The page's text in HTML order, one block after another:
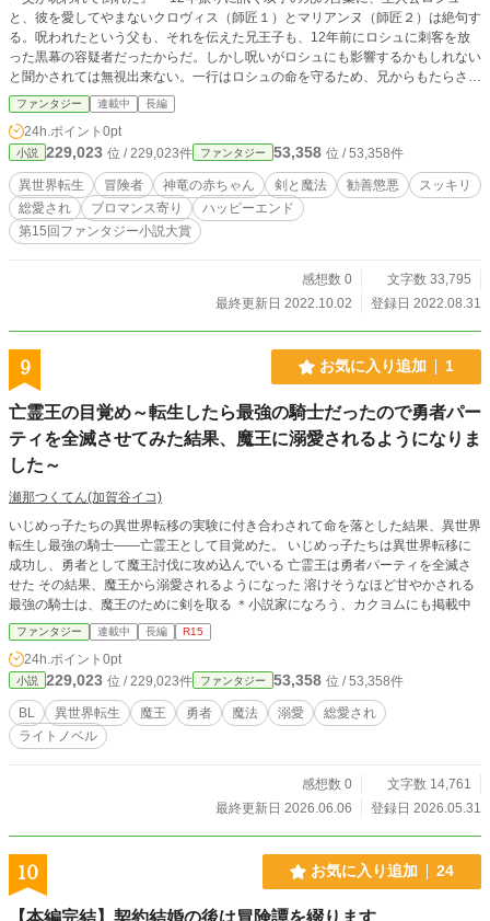
と、彼を愛してやまないクロヴィス（師匠１）とマリアンヌ（師匠２）は絶句す
る。呪われたという父も、それを伝えた兄王子も、12年前にロシュに刺客を放
った黒幕の容疑者だったからだ。しかし呪いがロシュにも影響するかもしれない
と聞かされては無視出来ない。一行はロシュの命を守るため、兄からもたらされ
た情報に従って神竜の住まう聖峰を目指す事になる――。 ■□■登場人物■□■ ロシ
ュ：主人公17歳。前世の記憶を持つため発想が興味深いという点を稀少種族の
師匠二人に気に入られて生き永らえた双子の弟王子。 クロヴィス：齢200越えの
エルフ。賢者。ロシュが大事。 マリアンヌ：年齢不詳のヴァンピール。大魔導
士。ロシュを気に入っているが可愛がりたいのは初心な女の子。吸血対象も女の
子。 イライザ：ロシュの乳姉。19歳。マリアンヌのお気に入りで吸血対象。
『紅蓮の戦乙女』という二つ名を持つ戦士。 ■□■第15回ファンタジー小説大賞
にエントリーします■□■
ファンタジー 連載中 長編
24h.ポイント 0pt
小説 229,023 位 / 229,023件 ファンタジー 53,358 位 / 53,358件
異世界転生 冒険者 神竜の赤ちゃん 剣と魔法 勧善懲悪
スッキリ
総愛され
ブロマンス寄り
ハッピーエンド
第15回ファンタジー小説大賞
感想数 0
文字数 33,795
最終更新日 2022.10.02
登録日 2022.08.31
9 お気に入り追加 1
亡霊王の目覚め～転生したら最強の騎士だったので勇者パー
ティを全滅させてみた結果、魔王に溺愛されるようになりま
した～
瀬那つくてん(加賀谷イコ)
いじめっ子たちの異世界転移の実験に付き合わされて命を落とした結果、異世界
転生し最強の騎士――亡霊王として目覚めた。 いじめっ子たちは異世界転移に
成功し、勇者として魔王討伐に攻め込んでいる 亡霊王は勇者パーティを全滅さ
せた その結果、魔王から溺愛されるようになった 溶けそうなほど甘やかされる
最強の騎士は、魔王のために剣を取る ＊小説家になろう、カクヨムにも掲載中
ファンタジー 連載中 長編 R15
24h.ポイント 0pt
小説 229,023 位 / 229,023件 ファンタジー 53,358 位 / 53,358件
BL 異世界転生 魔王 勇者 魔法 溺愛
総愛され
ライトノベル
感想数 0
文字数 14,761
最終更新日 2026.06.06
登録日 2026.05.31
10 お気に入り追加 24
【本編完結】契約結婚の後は冒険譚を綴ります